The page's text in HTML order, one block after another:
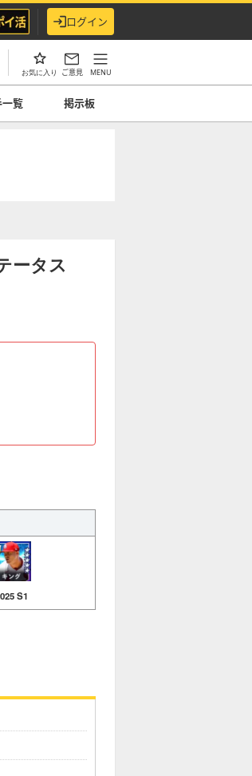
ログイン
お気に入り ご意見 MENU
覧 掲示板
ータス
S1